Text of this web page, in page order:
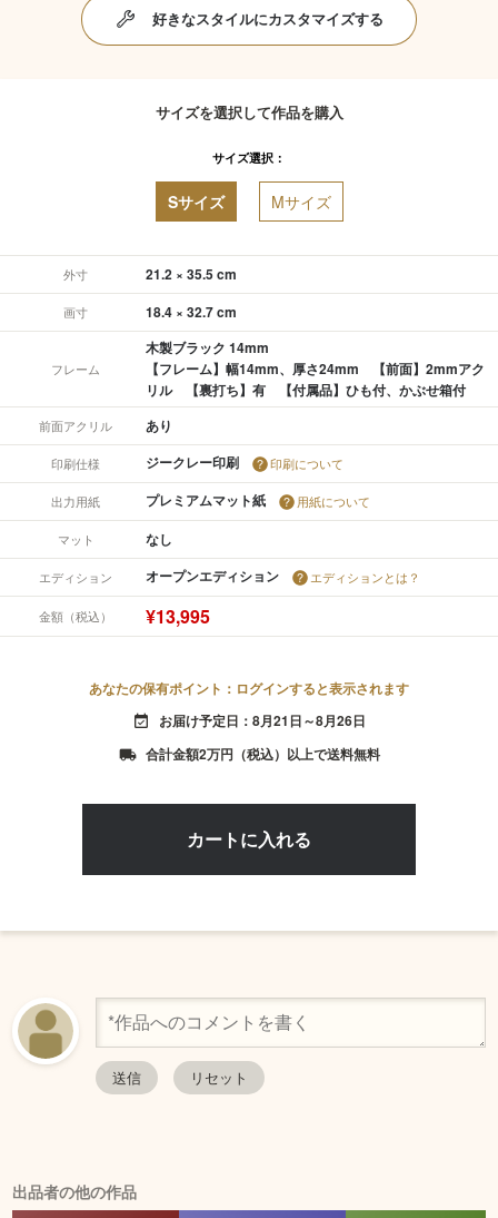
好きなスタイルにカスタマイズする
サイズを選択して作品を購入
サイズ選択：
Sサイズ Mサイズ
外寸 21.2 × 35.5 cm
画寸 18.4 × 32.7 cm
フレーム
木製ブラック 14mm
【フレーム】幅14mm、厚さ24mm 【前面】2mmアク
リル 【裏打ち】有 【付属品】ひも付、かぶせ箱付
前面アクリル あり
印刷仕様 ジークレー印刷 印刷について
出力用紙 プレミアムマット紙 用紙について
マット なし
エディション オープンエディション エディションとは？
金額（税込） ¥13,995
あなたの保有ポイント：ログインすると表示されます
event_available お届け予定日：8月21日～8月26日
local_shipping 合計金額2万円（税込）以上で送料無料
出品者の他の作品